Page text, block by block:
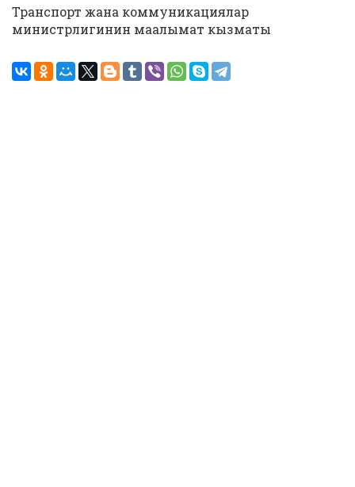
Транспорт жана коммуникациялар
министрлигинин маалымат кызматы